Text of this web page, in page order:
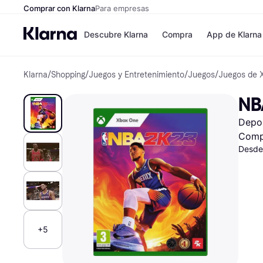
Comprar con KlarnaPara empresas
Descubre Klarna
Formas de
Paga ahora
Paga en 3 plazos
Paga en 30 días
Financiación
Klarna en Apple
Compra
Tiendas
Zalando
JD Sports
Directorio de
App de Klarna
Klarna/Shopping/Juegos y Entretenimiento/Juegos/Juegos de
+5